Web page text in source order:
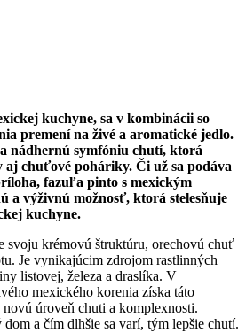
kuchyne, sa v kombinácii so
premení na živé a aromatické jedlo.
nádhernú symfóniu chutí, ktorá
chuťové poháriky. Či už sa podáva
fazuľa pinto s mexickým
a výživnú možnosť, ktorá stelesňuje
kuchyne.
svoju krémovú štruktúru, orechovú chuť
Je vynikajúcim zdrojom rastlinných
listovej, železa a draslíka. V
mexického korenia získa táto
úroveň chuti a komplexnosti.
a čím dlhšie sa varí, tým lepšie chutí.